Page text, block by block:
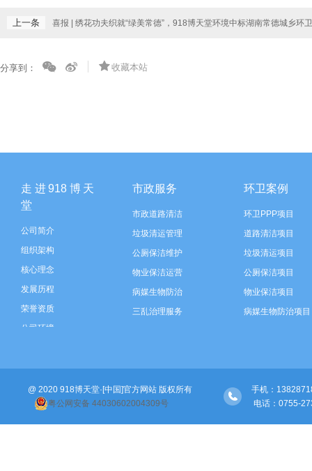
上一条 喜报 | 绣花功夫织就“绿美常德”，918博天堂环境中标湖南常德城乡
分享到： 收藏本站
走进918博天
堂
公司简介
组织架构
核心理念
发展历程
荣誉资质
公司环境
市政服务
市政道路清洁
垃圾清运管理
公厕保洁维护
物业保洁运营
病媒生物防治
三乱治理服务
河道保洁
绿化管养
环卫案例
环卫PPP项目
道路清洁项目
垃圾清运项目
公厕保洁项目
物业保洁项目
病媒生物防治项目
智慧环卫建设
河道保洁项目
绿化管养项目
@ 2020 918博天堂·[中国]官方网站 版权所有
粤公网安备 44030602004309号
手机：
 电话：